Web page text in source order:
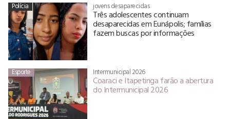
Polícia jovens desaparecidas
Três adolescentes continuam
desaparecidas em Eunápolis; famílias
fazem buscas por informações
Esporte Intermunicipal 2026
Coaraci e Itapetinga farão a abertura
do Intermunicipal 2026